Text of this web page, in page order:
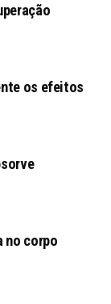
os efeitos
no corpo